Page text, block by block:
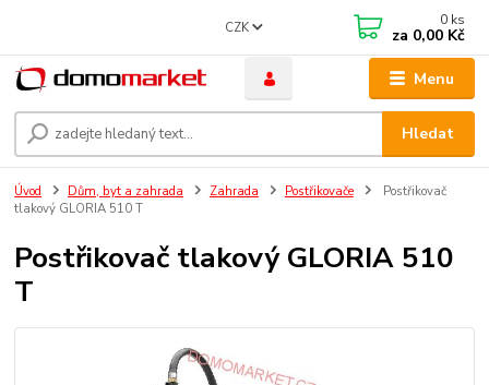
Menu
CZK
Hledat
0 ks
za 0,00 Kč
Úvod Dům, byt a zahrada Zahrada Postřikovače
Postřikovač
tlakový GLORIA 510 T
Postřikovač tlakový GLORIA 510
T